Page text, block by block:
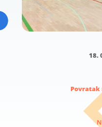
18.
Povratak